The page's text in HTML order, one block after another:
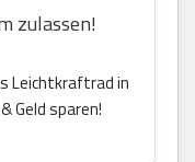
zulassen!
Leichtkraftrad in
Geld sparen!